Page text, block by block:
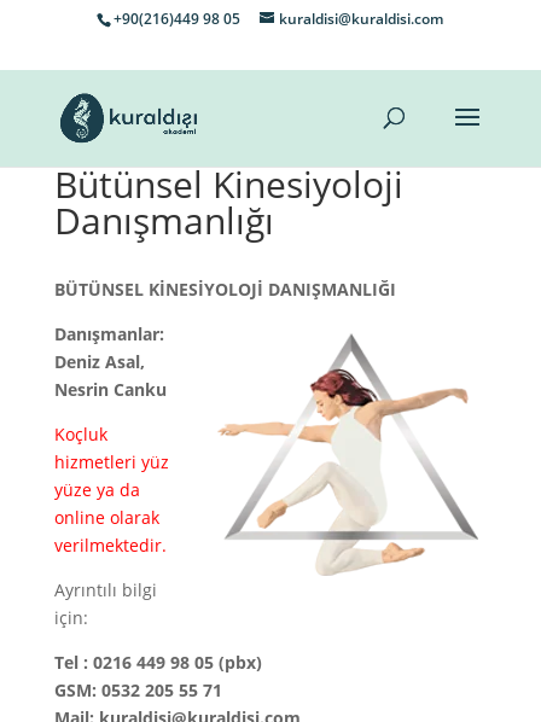
+90(216)449 98 05 kuraldisi@kuraldisi.com
Bütünsel Kinesiyoloji
Danışmanlığı
BÜTÜNSEL KİNESİYOLOJİ DANIŞMANLIĞI
Danışmanlar:
Deniz Asal,
Nesrin Canku
Koçluk
hizmetleri yüz
yüze ya da
online olarak
verilmektedir.
Ayrıntılı bilgi
için:
Tel : 0216 449 98 05 (pbx)
GSM: 0532 205 55 71